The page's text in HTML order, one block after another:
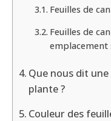
Feuilles de
Feuilles de
emplacement
Que nous dit
plante ?
Couleur des